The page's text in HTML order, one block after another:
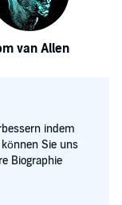
van Allen
indem
Sie uns
Biographie